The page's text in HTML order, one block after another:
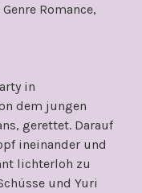
Romance,
in
dem jungen
gerettet. Darauf
ineinander und
lichterloh zu
und Yuri